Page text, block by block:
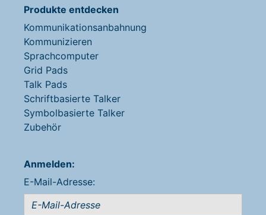
Produkte entdecken
Kommunikationsanbahnung
Kommunizieren
Sprachcomputer
Grid Pads
Talk Pads
Schriftbasierte Talker
Symbolbasierte Talker
Zubehör
Anmelden:
E-Mail-Adresse: